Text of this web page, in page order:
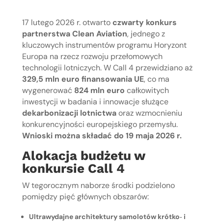
17 lutego 2026 r. otwarto czwarty konkurs
partnerstwa Clean Aviation, jednego z
kluczowych instrumentów programu Horyzont
Europa na rzecz rozwoju przełomowych
technologii lotniczych. W Call 4 przewidziano aż
329,5 mln euro finansowania UE, co ma
wygenerować 824 mln euro całkowitych
inwestycji w badania i innowacje służące
dekarbonizacji lotnictwaoraz wzmocnieniu
konkurencyjności europejskiego przemysłu.
Wnioski można składać do 19 maja 2026 r.
Alokacja budżetu w
konkursie Call 4
W tegorocznym naborze środki podzielono
pomiędzy pięć głównych obszarów:
Ultrawydajne architektury samolotów krótko‑ i